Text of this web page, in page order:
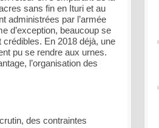
sans fin en Ituri et au
administrées par l’armée
d’exception, beaucoup se
En 2018 déjà, une
pu se rendre aux urnes.
l’organisation des
des contraintes